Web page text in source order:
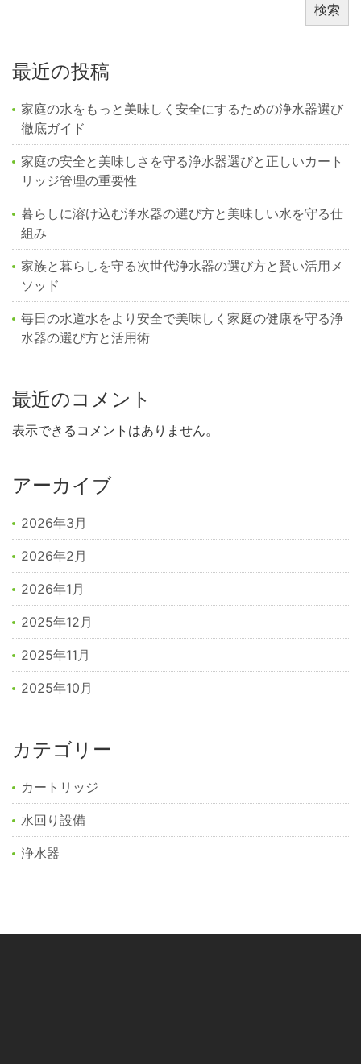
検索
最近の投稿
家庭の水をもっと美味しく安全にするための浄水器選び
徹底ガイド
家庭の安全と美味しさを守る浄水器選びと正しいカート
リッジ管理の重要性
暮らしに溶け込む浄水器の選び方と美味しい水を守る仕
組み
家族と暮らしを守る次世代浄水器の選び方と賢い活用メ
ソッド
毎日の水道水をより安全で美味しく家庭の健康を守る浄
水器の選び方と活用術
最近のコメント
表示できるコメントはありません。
アーカイブ
2026年3月
2026年2月
2026年1月
2025年12月
2025年11月
2025年10月
カテゴリー
カートリッジ
水回り設備
浄水器